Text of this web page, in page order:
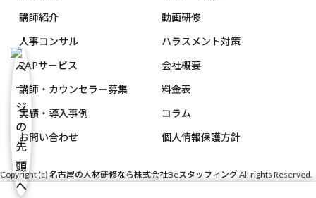
講師紹介
動画研修
人事コンサル
ハラスメント対策
EAPサービス
会社概要
講師・カウンセラー募集
料金表
実績・導入事例
コラム
お問い合わせ
個人情報保護方針
Copyright (c) 名古屋の人材研修なら株式会社BeスタッフィングAll rights Reserved.